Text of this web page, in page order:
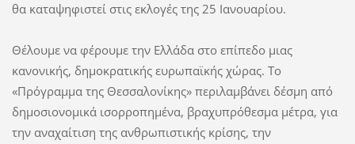
θα καταψηφιστεί στις εκλογές της 25 Ιανουαρίου.
Θέλουμε να φέρουμε την Ελλάδα στο επίπεδο μιας
κανονικής, δημοκρατικής ευρωπαϊκής χώρας. Το
«Πρόγραμμα της Θεσσαλονίκης» περιλαμβάνει δέσμη από
δημοσιονομικά ισορροπημένα, βραχυπρόθεσμα μέτρα, για
την αναχαίτιση της ανθρωπιστικής κρίσης, την